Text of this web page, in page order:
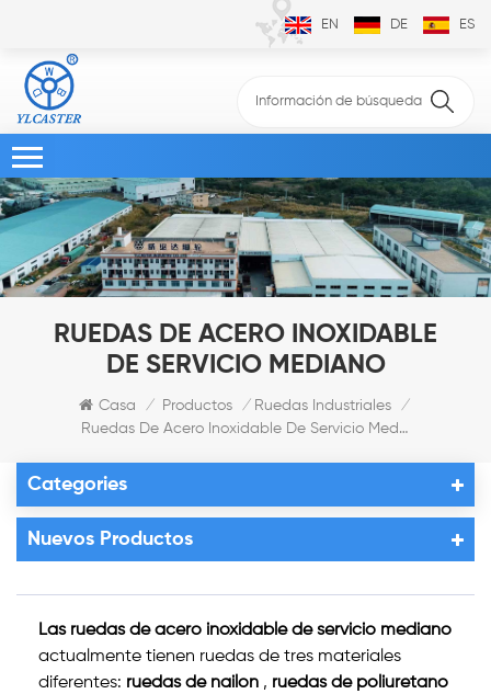
EN DE ES
RUEDAS DE ACERO INOXIDABLE
DE SERVICIO MEDIANO
Casa / Productos / Ruedas Industriales /
Ruedas De Acero Inoxidable De Servicio Mediano
Categories
Nuevos Productos
Las ruedas de acero inoxidable de servicio mediano
actualmente tienen ruedas de tres materiales
diferentes: ruedas de nailon , ruedas de poliuretano